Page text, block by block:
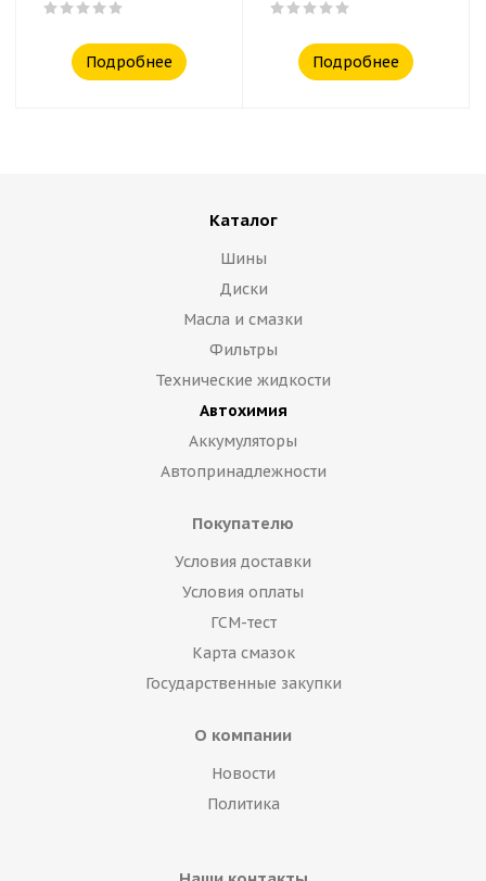
Подробнее Подробнее
Каталог
Шины
Диски
Масла и смазки
Фильтры
Технические жидкости
Автохимия
Аккумуляторы
Автопринадлежности
Покупателю
Условия доставки
Условия оплаты
ГСМ-тест
Карта смазок
Государственные закупки
О компании
Новости
Политика